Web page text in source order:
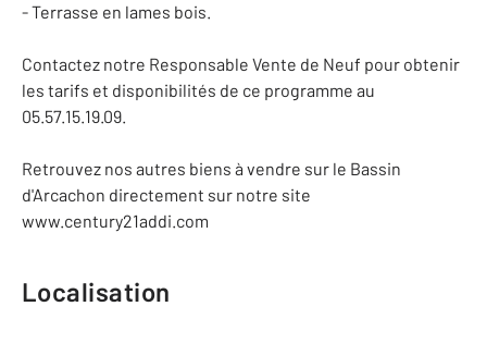
- Terrasse en lames bois.
Contactez notre Responsable Vente de Neuf pour obtenir
les tarifs et disponibilités de ce programme au
05.57.15.19.09.
Retrouvez nos autres biens à vendre sur le Bassin
d'Arcachon directement sur notre site
www.century21addi.com
Localisation